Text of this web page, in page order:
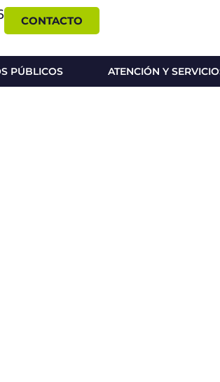
CONTACTO
PÚBLICOS ATENCIÓN Y